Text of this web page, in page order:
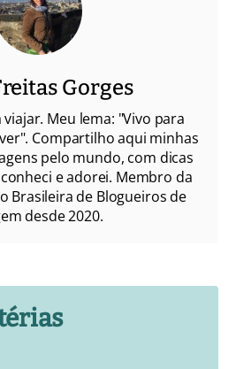
Gorges
Meu lema: "Vivo para
Compartilho aqui minhas
pelo mundo, com dicas
e adorei. Membro da
Brasileira de Blogueiros de
desde 2020.